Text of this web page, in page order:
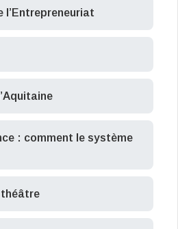
l’Entrepreneuriat
: comment le système
théâtre